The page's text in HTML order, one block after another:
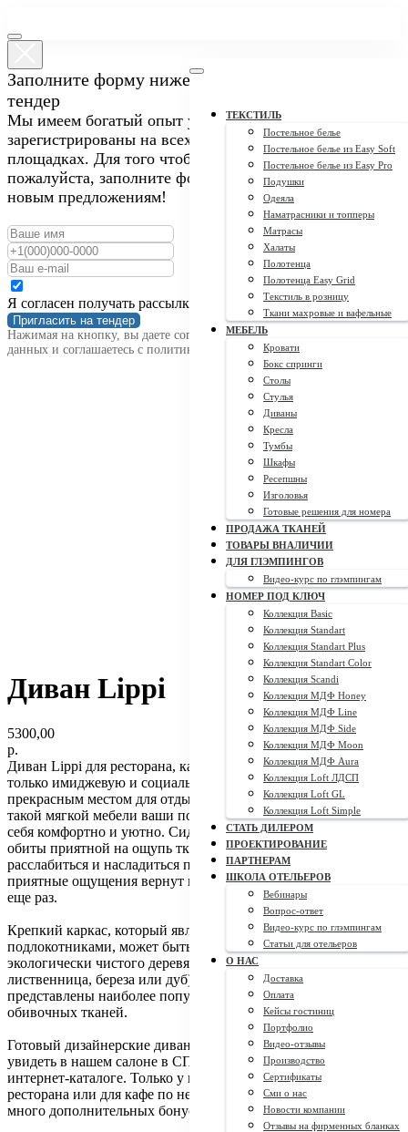
ТЕКСТИЛЬ
Постельное белье
Постельное белье из Easy Soft
Постельное белье из Easy Pro
Подушки
Одеяла
Наматрасники и топперы
Матрасы
Халаты
Полотенца
Полотенца Easy Grid
Текстиль в розницу
Ткани махровые и вафельные
МЕБЕЛЬ
Кровати
Бокс спринги
Столы
Стулья
Диваны
Кресла
Тумбы
Шкафы
Ресепшны
Изголовья
Готовые решения для номера
ПРОДАЖА ТКАНЕЙ
ТОВАРЫ ВНАЛИЧИИ
ДЛЯ ГЛЭМПИНГОВ
Видео-курс по глэмпингам
НОМЕР ПОД КЛЮЧ
Коллекция Basic
Коллекция Standart
Коллекция Standart Plus
Коллекция Standart Color
Коллекция Scandi
Коллекция МДФ Honey
Коллекция МДФ Line
Коллекция МДФ Side
Коллекция МДФ Moon
Коллекция МДФ Aura
Коллекция Loft ЛДСП
Коллекция Loft GL
Коллекция Loft Simple
СТАТЬ ДИЛЕРОМ
ПРОЕКТИРОВАНИЕ
ПАРТНЕРАМ
ШКОЛА ОТЕЛЬЕРОВ
Вебинары
Вопрос-ответ
Видео-курс по глэмпингам
Статьи для отельеров
О НАС
Доставка
Оплата
Кейсы гостиниц
Портфолио
Видео-отзывы
Производство
Сертификаты
Сми о нас
Новости компании
Отзывы на фирменных бланках
Заполните форму ниже, чтобы пригласить нас на
тендер
Мы имеем богатый опыт участия в закупках и
зарегистрированы на всех крупных тендерных
площадках. Для того чтобы пригласить нас на тендер,
пожалуйста, заполните форму ниже. Мы открыты к
новым предложениям!
Я согласен получать рассылку
Пригласить на тендер
Нажимая на кнопку, вы даете согласие на обработку персональных
данных и соглашаетесь c политикой конфиденциальности
Диван Lippi
5300,00
р.
Диван Lippi для ресторана, кафе или офиса выполняет не
только имиджевую и социальную функцию, но и является
прекрасным местом для отдыха и приема пищи. Только на
такой мягкой мебели ваши посетители смогут почувствовать
себя комфортно и уютно. Сидя на упругих подушках, которые
обиты приятной на ощупь тканью, можно полностью
расслабиться и насладиться прекрасным моментом. Эти
приятные ощущения вернут ваших гостей в ваше заведение
еще раз.
Крепкий каркас, который является одновременно спинкой и
подлокотниками, может быть выполнен из натурального и
экологически чистого деревянного массива (сосна,
лиственница, береза или дуб). В нашем каталоге
представлены наиболее популярные и универсальные оттенки
обивочных тканей.
Готовый дизайнерские диваны от производителя можно
увидеть в нашем салоне в СПБ или просмотреть на фото в
интернет-каталоге. Только у нас вы найдете мебель для
ресторана или для кафе по недорогой цене. А также у нас
много дополнительных бонусов при покупке.